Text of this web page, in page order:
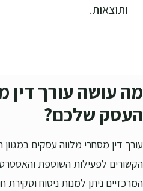
ותוצאות.
מה עושה עורך דין
העסק שלכם?
עורך דין מסחרי מלווה עסקים
הקשורים לפעילות השוטפת
המרכזיים ניתן למנות ניסוח וסקירת